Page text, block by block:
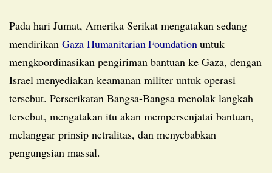
Pada hari Jumat, Amerika Serikat mengatakan sedang
mendirikan Gaza Humanitarian Foundation untuk
mengkoordinasikan pengiriman bantuan ke Gaza, dengan
Israel menyediakan keamanan militer untuk operasi
tersebut. Perserikatan Bangsa-Bangsa menolak langkah
tersebut, mengatakan itu akan mempersenjatai bantuan,
melanggar prinsip netralitas, dan menyebabkan
pengungsian massal.